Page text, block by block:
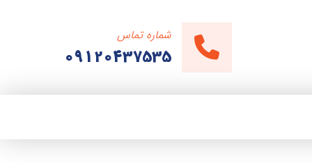
شماره تماس
09120437535